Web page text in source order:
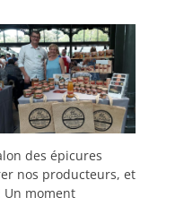
des épicures
nos producteurs, et
Un moment